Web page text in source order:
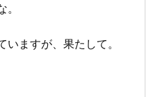
ますが、果たして。